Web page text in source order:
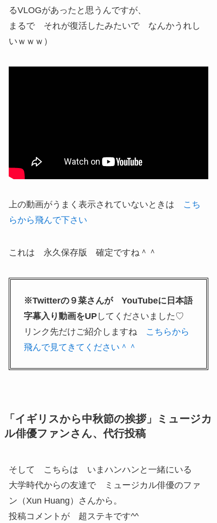
るVLOGがあったと思うんですが、
まるで それが復活したみたいで なんかうれし
いｗｗｗ）
上の動画がうまく表示されていないときは
こち
らから飛んで下さい
これは 永久保存版 確定ですね＾＾
※Twitterの９菜さんが YouTubeに日本語
字幕入り動画をUPしてくださいました♡
リンク先だけご紹介しますね
こちらから
飛んで見てきてください＾＾
「イギリスから中秋節の挨拶」ミュージカ
ル俳優ファンさん、代行投稿
そして こちらは いまハンハンと一緒にいる
大学時代からの友達で ミュージカル俳優のファ
ン（Xun Huang）さんから。
投稿コメントが 超ステキです^^